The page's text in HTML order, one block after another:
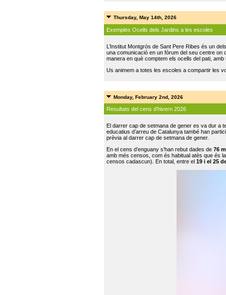
Thursday, May 14th, 2026
Exemples Ocells dels Jardins a les escoles
L’Institut Montgrós de Sant Pere Ribes és un
una comunicació en un fòrum del seu centre on
manera en què comptem els ocells del pati,
Us animem a totes les escoles a compartir les
Monday, February 2nd, 2026
Resultats del cens d'hivern 2026
El darrer cap de setmana de gener es va dur a
educatius d’arreu de Catalunya també han
prèvia al darrer cap de setmana de gener.
En el cens d’enguany s'han rebut dades de 76
amb més censos, com és habitual atès que és
censos cadascun). En total, entre el 19 i el 25